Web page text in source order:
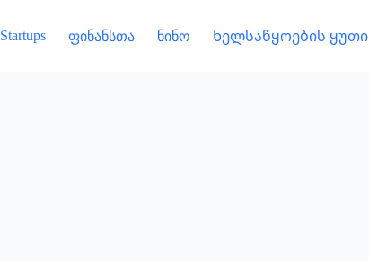
Startups ფინანსთა ნინო Ხელსაწყოების ყუთი